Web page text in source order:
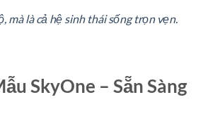
mà là cả hệ sinh thái sống trọn vẹn.
SkyOne – Sẵn Sàng